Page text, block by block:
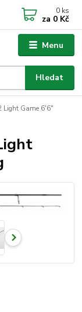
Menu
Hledat
0 ks
za 0 Kč
Light Game 6'6"